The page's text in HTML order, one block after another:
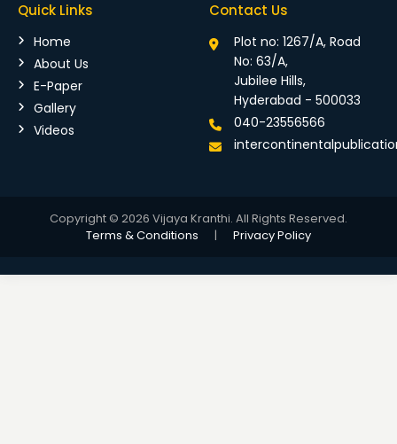
Quick Links
Home
About Us
E-Paper
Gallery
Videos
Contact Us
Plot no: 1267/A, Road
No: 63/A,
Jubilee Hills,
Hyderabad - 500033
040-23556566
Copyright © 2026 Vijaya Kranthi. All Rights Reserved.
Terms & Conditions
| Privacy Policy